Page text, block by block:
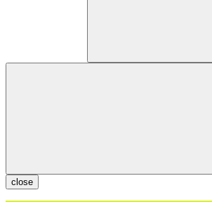
close